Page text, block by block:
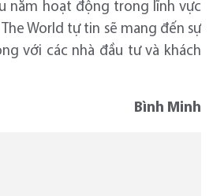
năm hoạt động trong lĩnh vực
World tự tin sẽ mang đến sự
với các nhà đầu tư và khách
Bình Minh